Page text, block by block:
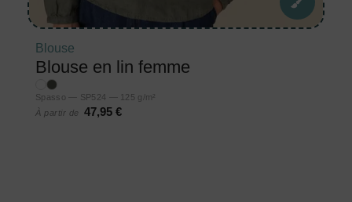
Blouse
Blouse en lin femme
Spasso — SP524 — 125 g/m²
À partir de
47,95 €